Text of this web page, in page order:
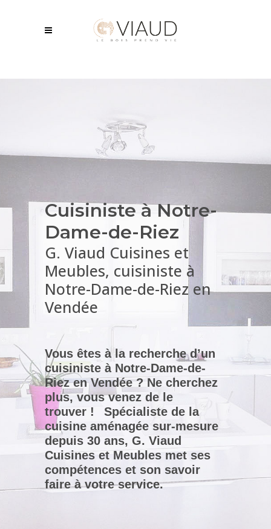
Cuisiniste à Notre-
Dame-de-Riez
G. Viaud Cuisines et
Meubles, cuisiniste à
Notre-Dame-de-Riez en
Vendée
Vous êtes à la recherche d’un
cuisiniste à Notre-Dame-de-
Riez en Vendée ? Ne cherchez
plus, vous venez de le
trouver !
Spécialiste de la
cuisine aménagée sur-mesure
depuis 30 ans, G. Viaud
Cuisines et Meubles met ses
compétences et son savoir
faire à votre service.